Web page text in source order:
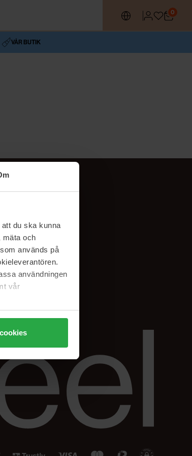
du ska kunna
mäta och
används på
användningen
vår
0
VÅR BUTIK
Följ oss
Facebook
Instagram
Linkedin